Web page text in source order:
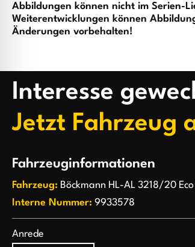
Abbildungen können nicht im Serien-
Weiterentwicklungen können
Änderungen vorbehalten!
Interesse
Jetzt Fahrzeug
Fahrzeuginformationen
Fahrzeug: Böckmann HL-AL 3218/20
Interne Nummer: 9933578
Anrede